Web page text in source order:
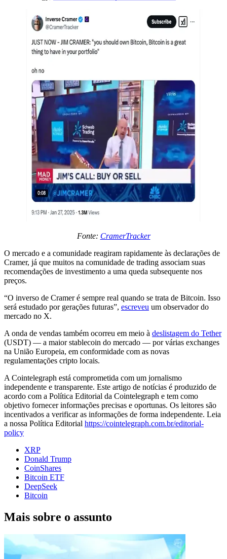
Fonte: CramerTracker
O mercado e a comunidade reagiram rapidamente às declarações de
Cramer, já que muitos na comunidade de trading associam suas
recomendações de investimento a uma queda subsequente nos
preços.
“O inverso de Cramer é sempre real quando se trata de Bitcoin. Isso
será estudado por gerações futuras”, escreveu um observador do
mercado no X.
A onda de vendas também ocorreu em meio à deslistagem do Tether
(USDT) — a maior stablecoin do mercado — por várias exchanges
na União Europeia, em conformidade com as novas
regulamentações cripto locais.
A Cointelegraph está comprometida com um jornalismo
independente e transparente. Este artigo de notícias é produzido de
acordo com a Política Editorial da Cointelegraph e tem como
objetivo fornecer informações precisas e oportunas. Os leitores são
incentivados a verificar as informações de forma independente. Leia
a nossa Política Editorial https://cointelegraph.com.br/editorial-
policy
XRP
Donald Trump
CoinShares
Bitcoin ETF
DeepSeek
Bitcoin
Mais sobre o assunto